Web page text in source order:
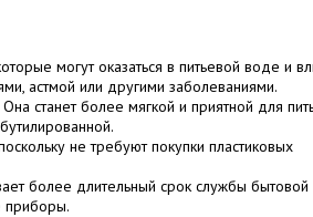
могут оказаться в питьевой воде и
астмой или другими заболеваниями.
станет более мягкой и приятной для
не требуют покупки пластиковых
более длительный срок службы бытовой
приборы.